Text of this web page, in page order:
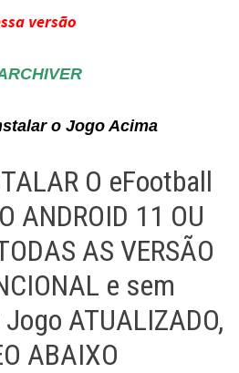
versão
o Jogo Acima
O eFootball
ANDROID 11 OU
AS VERSÃO
e sem
ATUALIZADO,
ABAIXO